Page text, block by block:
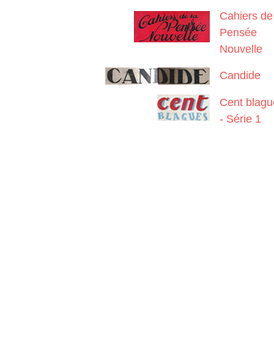
Cahiers
Pensée
Nouvelle
Candide
Cent
- Série 1